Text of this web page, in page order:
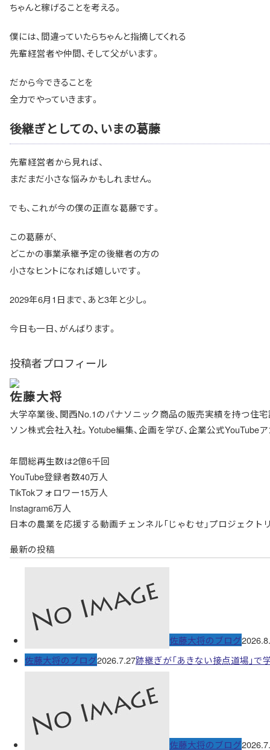
ちゃんと稼げることを考える。
僕には、間違っていたらちゃんと指摘してくれる
先輩経営者や仲間、そして父がいます。
だから今できることを
全力でやっていきます。
後継ぎとしての、いまの葛藤
先輩経営者から見れば、
まだまだ小さな悩みかもしれません。
でも、これが今の僕の正直な葛藤です。
この葛藤が、
どこかの事業承継予定の後継者の方の
小さなヒントになれば嬉しいです。
2029年6月1日まで、あと3年と少し。
今日も一日、がんばります。
投稿者プロフィール
佐藤大将
大学卒業後、関西No.1のパナソニック商品の販売実績を持つ住
ソン株式会社入社。Yotube編集、企画を学び、企業公式
年間総再生数は2億6千回
YouTube登録者数40万人
TikTokフォロワー15万人
Instagram6万人
日本の農業を応援する動画チェンネル「じゃむせ」プロジェクト
最新の投稿
佐藤大将のブログ
佐藤大将のブログ2026.7.27跡継ぎが「あきない接点道場」
佐藤大将のブログ